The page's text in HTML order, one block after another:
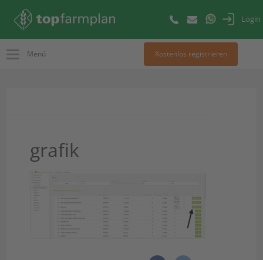
Login
Menü Kostenlos registrieren
grafik